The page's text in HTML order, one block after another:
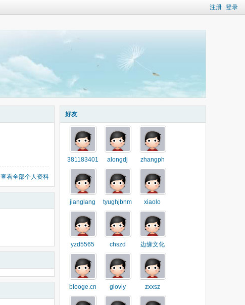
注册 登录
查看全部个人资料
好友
381183401 alongdj zhangph
jianglang tyughjbnm xiaolo
yzd5565 chszd 边缘文化
blooge.cn glovly zxxsz